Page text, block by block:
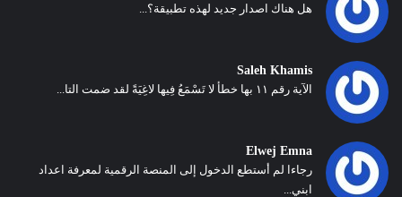
هل هناك اصدار جديد لهذه تطبيقة؟...
Saleh Khamis
الآية رقم ١١ بها خطأ لا تَسْمَعُ فِيها لاغِيَةً لقد ضمت التا...
Elwej Emna
رجاءا لم أستطع الدخول إلى المنصة الرقمية لمعرفة اعداد
ابني...